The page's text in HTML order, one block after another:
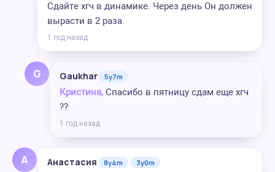
Сдайте хгч в динамике. Через день Он должен
вырасти в 2 раза.
1 год назад
G Gaukhar 5y7m
Кристина, Спасибо в пятницу сдам еще хгч
??
1 год назад
А Анастасия 8y4m 3y0m